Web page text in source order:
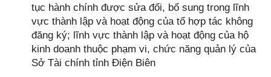
tục hành chính được sửa đổi, bổ sung trong lĩnh
vực thành lập và hoạt động của tổ hợp tác không
đăng ký; lĩnh vực thành lập và hoạt động của hộ
kinh doanh thuộc phạm vi, chức năng quản lý của
Sở Tài chính tỉnh Điện Biên